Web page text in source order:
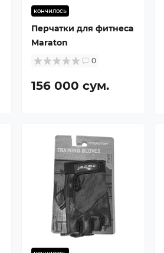
кончилось
Перчатки для фитнеса
Maraton
0
156 000 сум.